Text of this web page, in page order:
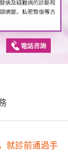
就診前通過手